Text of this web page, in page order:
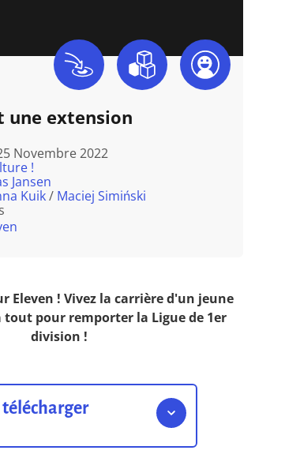
une extension
Novembre 2022
!
Jansen
Kuik/ Maciej Simiński
Eleven ! Vivez la carrière d'un jeune
pour remporter la Ligue de 1er
division !
télécharger